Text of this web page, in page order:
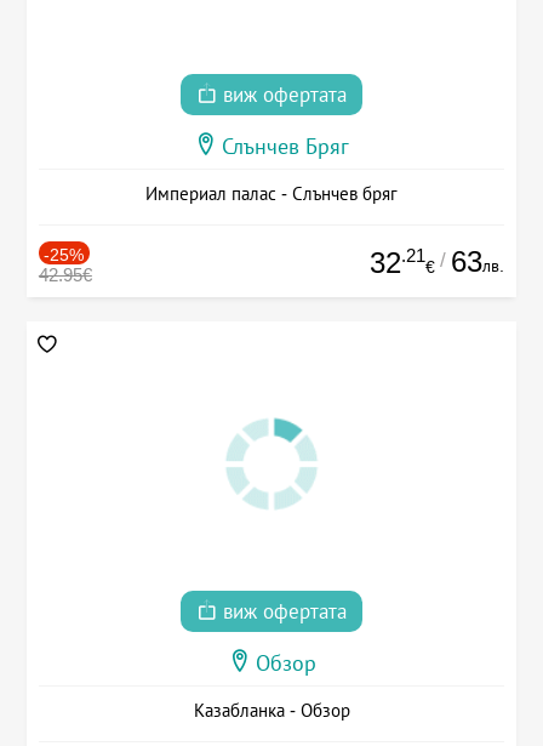
виж офертата
Слънчев Бряг
Империал палас - Слънчев бряг
-25%
42.95€ 32.21
€ / 63лв.
виж офертата
Обзор
Казабланка - Обзор